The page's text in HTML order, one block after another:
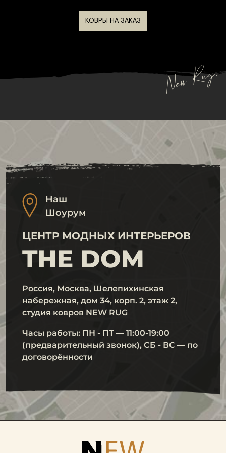
Для каких стилей интерьера
отлично дополняют минимализм, скандинавский
стиль и лофт, подчеркивая простоту форм и
сдержанной цветовой палитрой подходят для
этническими мотивами или винтажным
и бохо-пространствах.
высокая устойчивость к износу. Плотная основа
истирание и деформацию поверхности. Даже
при регулярной уборке и частом использовании
долго сохраняет форму, цвет и структуру.
Такие ковры не боятся мебели, не
продавливаются ножками столов и стульев и
интерьера. Благодаря этому срок службы
значительно превышает показатели многих
ворсовых аналогов.
Как выбрать
КОВРЫ НА ЗАКАЗ
New Rug.
Наш
Шоурум
ЦЕНТР МОДНЫХ ИНТЕРЬЕРОВ
THE DOM
Россия, Москва, Шелепихинская
набережная, дом 34, корп. 2, этаж 2,
студия ковров NEW RUG
Часы работы: ПН - ПТ — 11:00-19:00
(предварительный звонок), СБ - ВС — по
договорённости